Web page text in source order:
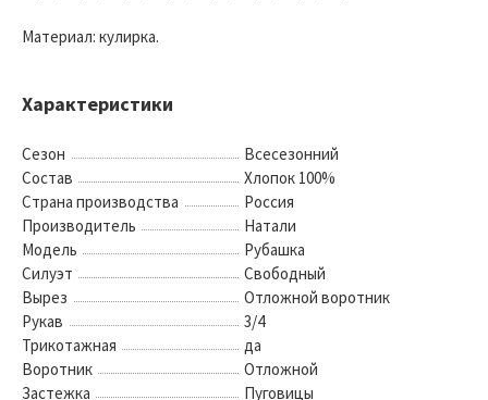
Материал: кулирка.
Характеристики
Сезон
Всесезонний
Состав
Хлопок 100%
Страна производства
Россия
Производитель
Натали
Модель
Рубашка
Силуэт
Свободный
Вырез
Отложной воротник
Рукав
3/4
Трикотажная
да
Воротник
Отложной
Застежка
Пуговицы